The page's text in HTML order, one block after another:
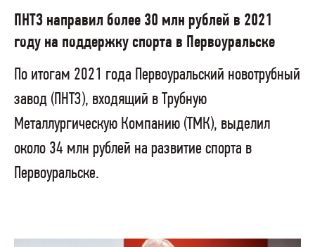
ПНТЗ направил более 30 млн рублей в 2021
году на поддержку спорта в Первоуральске
По итогам 2021 года Первоуральский новотрубный
завод (ПНТЗ), входящий в Трубную
Металлургическую Компанию (ТМК), выделил
около 34 млн рублей на развитие спорта в
Первоуральске.